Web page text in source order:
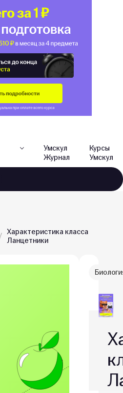
Умскул
Журнал
Курсы
Умскул
Характеристика класса
Ланцетники